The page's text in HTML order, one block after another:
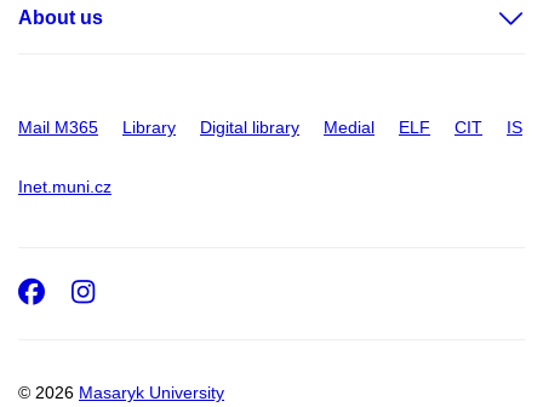
About us
Mail M365 Library Digital library Medial ELF CIT IS
Inet.muni.cz
© 2026 Masaryk University
Facebook
Instagram